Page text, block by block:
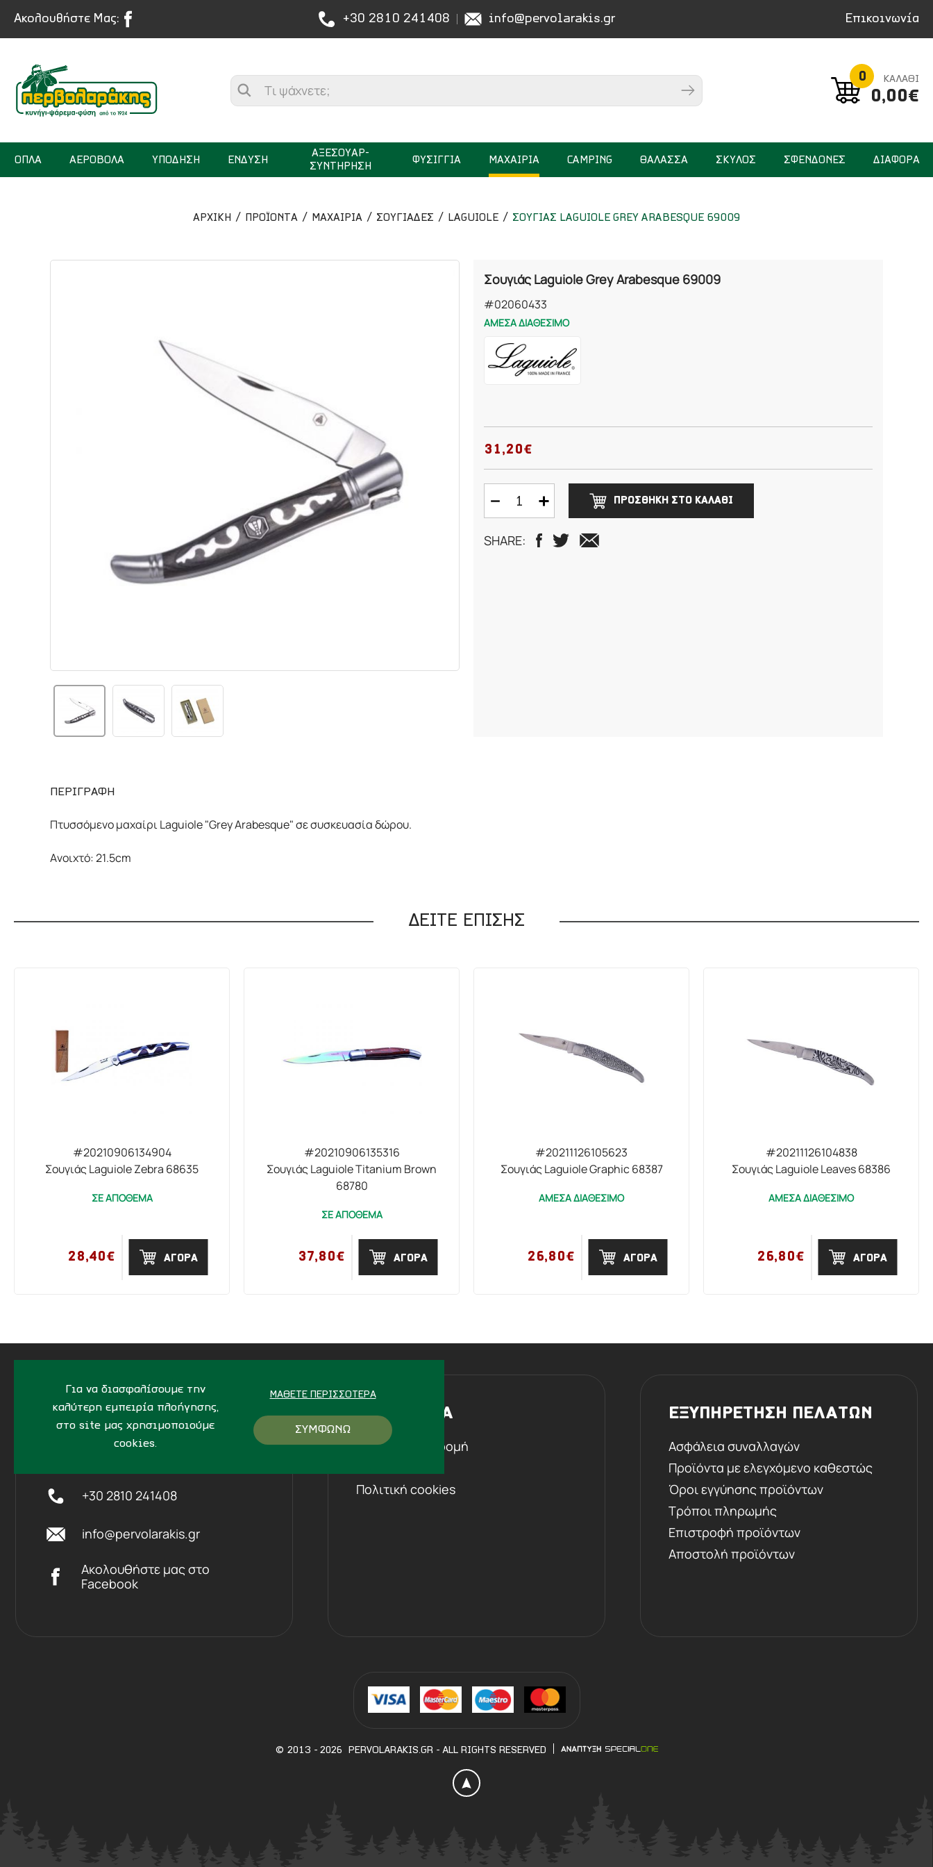
Ακολουθήστε Μας: +30 2810 241408 info@pervolarakis.gr Επικοινωνία
0 ΚΑΛΑΘΙ
0,00€
ΟΠΛΑ ΑΕΡΟΒΟΛΑ ΥΠΟΔΗΣΗ ΕΝΔΥΣΗ
ΑΞΕΣΟΥΑΡ-
ΣΥΝΤΗΡΗΣΗ
ΦΥΣΙΓΓΙΑ ΜΑΧΑΙΡΙΑ CAMPING ΘΑΛΑΣΣΑ ΣΚΥΛΟΣ ΣΦΕΝΔΟΝΕΣ ΔΙΑΦΟΡΑ
Για να διασφαλίσουμε την
καλύτερη εμπειρία πλοήγησης,
στο site μας χρησιμοποιούμε
cookies.
ΜΆΘΕΤΕ ΠΕΡΙΣΣΌΤΕΡΑ
ΣΥΜΦΩΝΩ
ΑΡΧΙΚΉ ΠΡΟΪΟΝΤΑ ΜΑΧΑΙΡΙΑ ΣΟΥΓΙΑΔΕΣ LAGUIOLE ΣΟΥΓΙΑΣ LAGUIOLE GREY ARABESQUE 69009
Σουγιάς Laguiole Grey Arabesque 69009
#02060433
ΑΜΕΣΑ ΔΙΑΘΕΣΙΜΟ
31,20€
ΠΡΟΣΘΗΚΗ ΣΤΟ ΚΑΛΑΘΙ
SHARE:
ΠΕΡΙΓΡΑΦΗ
Πτυσσόμενο μαχαίρι Laguiole "Grey Arabesque" σε συσκευασία δώρου.
Ανοιχτό: 21.5cm
ΔΕΙΤΕ ΕΠΙΣΗΣ
#20210906134904
Σουγιάς Laguiole Zebra 68635
ΣΕ ΑΠΟΘΕΜΑ
28,40€ ΑΓΟΡΑ
#20210906135316
Σουγιάς Laguiole Titanium Brown
68780
ΣΕ ΑΠΟΘΕΜΑ
37,80€ ΑΓΟΡΑ
#20211126105623
Σουγιάς Laguiole Graphic 68387
ΑΜΕΣΑ ΔΙΑΘΕΣΙΜΟ
26,80€ ΑΓΟΡΑ
#20211126104838
Σουγιάς Laguiole Leaves 68386
ΑΜΕΣΑ ΔΙΑΘΕΣΙΜΟ
26,80€ ΑΓΟΡΑ
ΔΙΕΥΘΥΝΣΗ
Ίδης 7, Ηράκλειο Kρήτης,
+30 2810 241408
info@pervolarakis.gr
Ακολουθήστε μας στο
Facebook
Η ΕΤΑΙΡΕΙΑ
Ιστορική αναδρομή
Πολιτική cookies
ΕΞΥΠΗΡΕΤΗΣΗ ΠΕΛΑΤΩΝ
Ασφάλεια συναλλαγών
Προϊόντα με ελεγχόμενο καθεστώς
Όροι εγγύησης προϊόντων
Τρόποι πληρωμής
Επιστροφή προϊόντων
Αποστολή προϊόντων
© 2013 - 2026 PERVOLARAKIS.GR - ALL RIGHTS RESERVED